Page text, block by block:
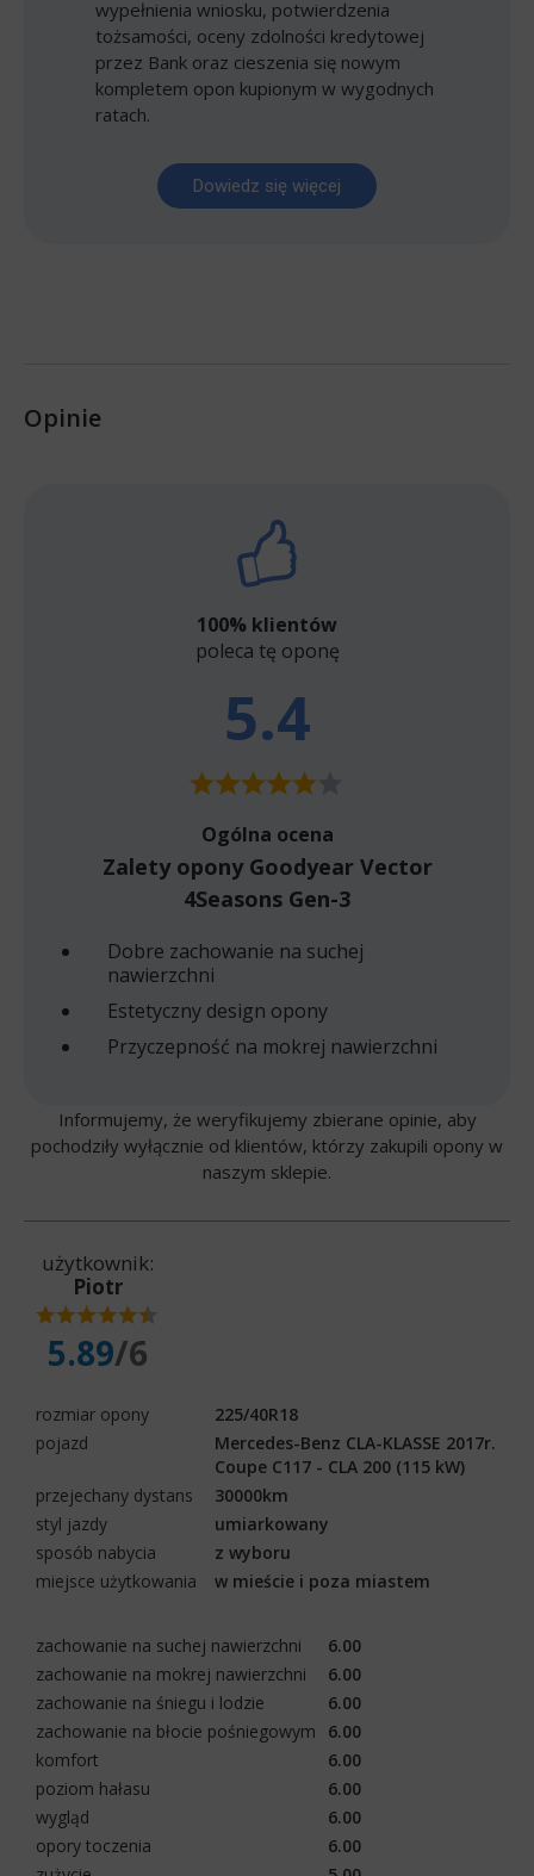
wypełnienia wniosku, potwierdzenia
tożsamości, oceny zdolności kredytowej
przez Bank oraz cieszenia się nowym
kompletem opon kupionym w wygodnych
ratach.
Dowiedz się więcej
Opinie
100% klientów
poleca tę oponę
5.4
Ogólna ocena
Zalety opony Goodyear Vector
4Seasons Gen-3
Dobre zachowanie na suchej
nawierzchni
Estetyczny design opony
Przyczepność na mokrej nawierzchni
Informujemy, że weryfikujemy zbierane opinie, aby
pochodziły wyłącznie od klientów, którzy zakupili opony w
naszym sklepie.
użytkownik:
Piotr
5.89/6
rozmiar opony
225/40R18
pojazd
Mercedes-Benz CLA-KLASSE 2017r.
Coupe C117 - CLA 200 (115 kW)
przejechany dystans
30000km
styl jazdy
umiarkowany
sposób nabycia
z wyboru
miejsce użytkowania
w mieście i poza miastem
zachowanie na suchej nawierzchni
6.00
zachowanie na mokrej nawierzchni
6.00
zachowanie na śniegu i lodzie
6.00
zachowanie na błocie pośniegowym
6.00
komfort
6.00
poziom hałasu
6.00
wygląd
6.00
opory toczenia
6.00